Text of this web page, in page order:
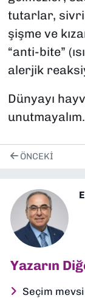
tutarlar,
şişme ve
“anti-bite”
alerjik
Dünyayı
unutmayalım.
ÖNCEKI
Yazarın
Seçim